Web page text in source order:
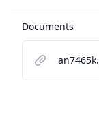
Documents